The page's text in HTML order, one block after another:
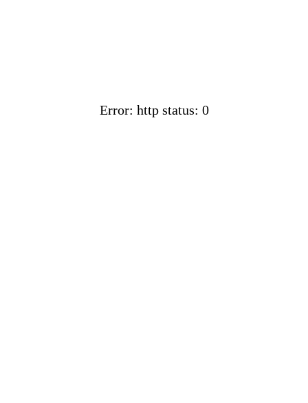
Error: http status: 0